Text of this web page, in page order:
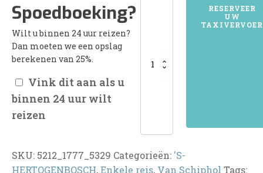
Spoedboeking?
Wilt u binnen 24 uur reizen?
Dan moeten we een opslag
berekenen van 25%.
Vink dit aan als u
binnen 24 uur wilt
reizen
HERTOGENBOSCH
RESERVEER
UW
TAXIVERVOER
SKU: 5212_1777_5329 Categorieën: 'S-
HERTOGENBOSCH,Enkele reis, Van Schiphol Tags: